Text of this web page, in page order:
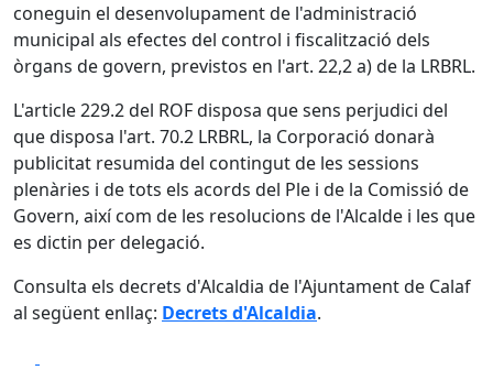
coneguin el desenvolupament de l'administració
municipal als efectes del control i fiscalització dels
òrgans de govern, previstos en l'art. 22,2 a) de la LRBRL.
L'article 229.2 del ROF disposa que sens perjudici del
que disposa l'art. 70.2 LRBRL, la Corporació donarà
publicitat resumida del contingut de les sessions
plenàries i de tots els acords del Ple i de la Comissió de
Govern, així com de les resolucions de l'Alcalde i les que
es dictin per delegació.
Consulta els decrets d'Alcaldia de l'Ajuntament de Calaf
al següent enllaç: Decrets d'Alcaldia.